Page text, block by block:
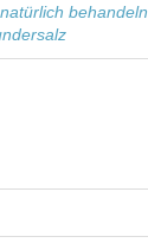
behandeln